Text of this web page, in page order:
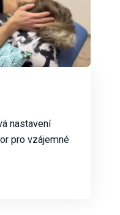
nastavení
pro vzájemné